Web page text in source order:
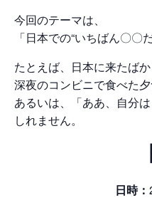
今回のテーマは、
「日本での“いちばん〇〇
たとえば、日本に来たば
深夜のコンビニで食べた
あるいは、「ああ、自分
しれません。
日時：